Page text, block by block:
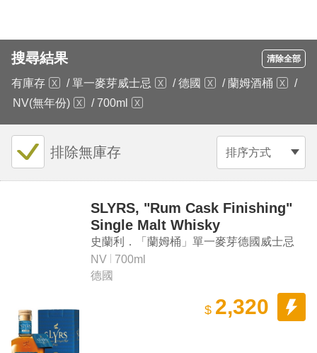
搜尋結果 清除全部
有庫存 / 單一麥芽威士忌 / 德國 / 蘭姆酒桶
/
NV(無年份)
/ 700ml
排序方式
排除無庫存
SLYRS, "Rum Cask Finishing"
Single Malt Whisky
史蘭利．「蘭姆桶」單一麥芽德國威士忌
NV
700ml
德國
$ 2,320